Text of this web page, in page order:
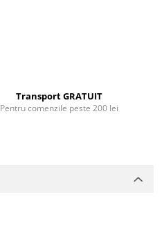
Transport GRATUIT
Pentru comenzile peste 200 lei